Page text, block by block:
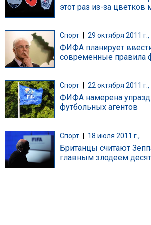
этот раз из-за цветков
Спорт 29 октября 2011 г.,
ФИФА планирует
современные правила
Спорт 22 октября 2011 г.,
ФИФА намерена
футбольных агентов
Спорт 18 июля 2011 г.,
Британцы считают
главным злодеем